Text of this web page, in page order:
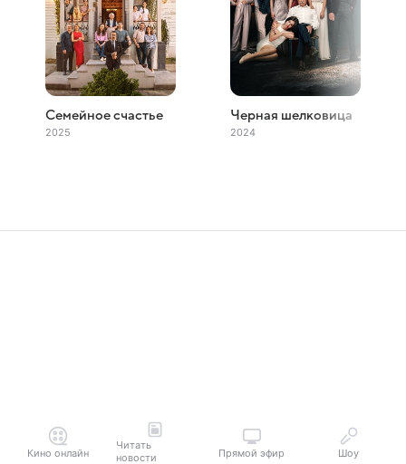
Семейное счастье
2025
Черная шелковица
2024
Кино онлайн
Читать
новости
Прямой эфир Шоу